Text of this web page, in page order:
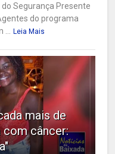
Segurança Presente
do programa
Leia Mais
mais de
com câncer: